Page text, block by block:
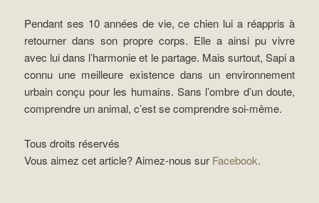
Pendant ses 10 années de vie, ce chien lui a réappris à
retourner dans son propre corps. Elle a ainsi pu vivre
avec lui dans l’harmonie et le partage. Mais surtout, Sapi a
connu une meilleure existence dans un environnement
urbain conçu pour les humains. Sans l’ombre d’un doute,
comprendre un animal, c’est se comprendre soi-même.
Tous droits réservés
Vous aimez cet article? Aimez-nous sur Facebook.